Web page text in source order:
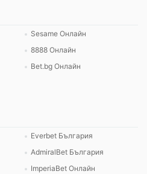
Sesame Онлайн
8888 Онлайн
Bet.bg Онлайн
Everbet България
AdmiralBet България
ImperiaBet Онлайн